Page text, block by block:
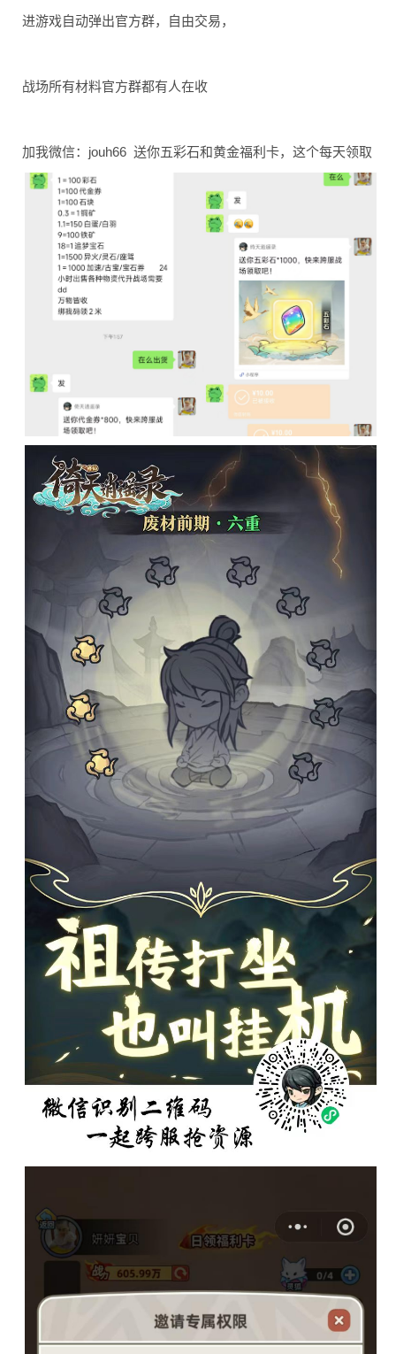
进游戏自动弹出官方群， 自由交易，
战场所有材料官方群都有人在收
加我微信：jouh66 送你五彩石和黄金福利卡，这个每天领取